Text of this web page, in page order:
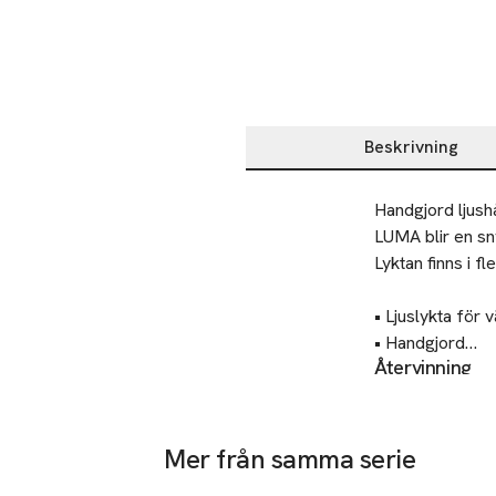
Beskrivning
Beskrivning
Handgjord
LUMA blir en
Lyktan finns i
• Ljuslykta för
• Handgjord
• Finns i flera
Diameter: 12 cm
Höjd: 12 cm
Återvinning
Mer från samma serie